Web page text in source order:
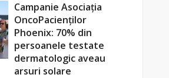
Campanie Asociația
OncoPacienților
Phoenix: 70% din
persoanele testate
dermatologic aveau
arsuri solare